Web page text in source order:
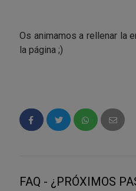
Os animamos a rellenar la
la página ;)
FAQ - ¿PRÓXIMOS